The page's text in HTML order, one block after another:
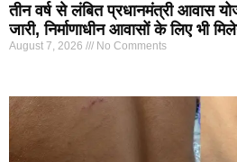
तीन वर्ष से लंबित प्रधानमंत्री आवास
जारी, निर्माणाधीन आवासों के लिए भी
August 7, 2026 No Comments